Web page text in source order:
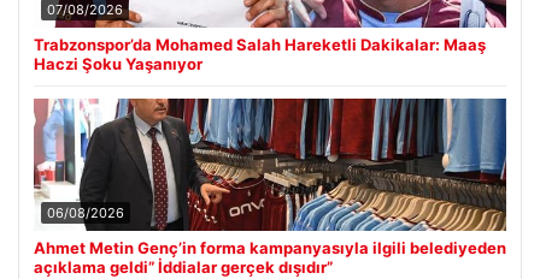
07/08/2026
Trabzonspor’da Mohamed Salah Hareketli Dakikalar: Maaş
Haczi Şoku Yaşanıyor
06/08/2026
Ahmet Metin Genç’in forma kampanyasıyla ilgili belediyeden
açıklama geldi” İddialar gerçek dışıdır”